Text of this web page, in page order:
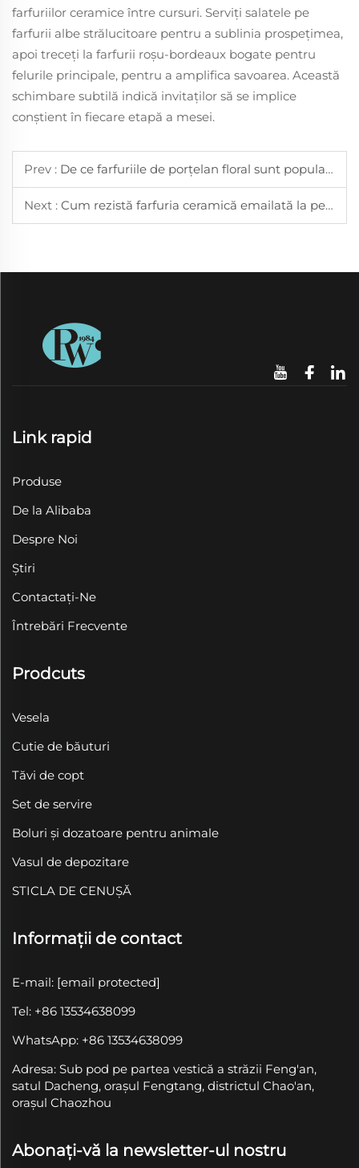
farfuriilor ceramice între cursuri. Serviți salatele pe
farfurii albe strălucitoare pentru a sublinia prospețimea,
apoi treceți la farfurii roșu-bordeaux bogate pentru
felurile principale, pentru a amplifica savoarea. Această
schimbare subtilă indică invitaților să se implice
conștient în fiecare etapă a mesei.
Prev : De ce farfuriile de porțelan floral sunt populare pentru mesele de primăvară și vară
Next : Cum rezistă farfuria ceramică emailată la pete și este ușor de curățat
Link rapid
Produse
De la Alibaba
Despre Noi
Știri
Contactați-Ne
Întrebări Frecvente
Prodcuts
Vesela
Cutie de băuturi
Tăvi de copt
Set de servire
Boluri și dozatoare pentru animale
Vasul de depozitare
STICLA DE CENUȘĂ
Informații de contact
E-mail: [email protected]
Tel: +86 13534638099
WhatsApp: +86 13534638099
Adresa: Sub pod pe partea vestică a străzii Feng'an,
satul Dacheng, orașul Fengtang, districtul Chao'an,
orașul Chaozhou
Abonați-vă la newsletter-ul nostru